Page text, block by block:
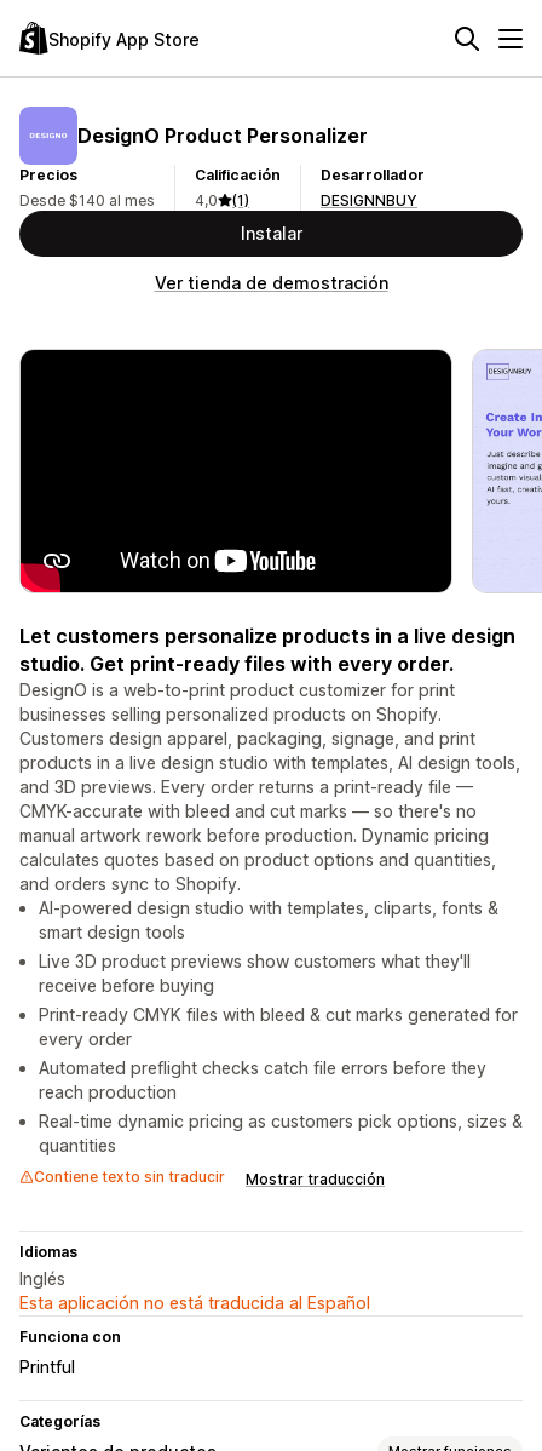
Shopify App Store
DesignO Product Personalizer
Precios
Desde $140 al mes
Calificación
4,0
(1)
Desarrollador
DESIGNNBUY
Instalar
Ver tienda de demostración
Let customers personalize products in a live design
studio. Get print-ready files with every order.
DesignO is a web-to-print product customizer for print
businesses selling personalized products on Shopify.
Customers design apparel, packaging, signage, and print
products in a live design studio with templates, AI design tools,
and 3D previews. Every order returns a print-ready file —
CMYK-accurate with bleed and cut marks — so there's no
manual artwork rework before production. Dynamic pricing
calculates quotes based on product options and quantities,
and orders sync to Shopify.
AI-powered design studio with templates, cliparts, fonts &
smart design tools
Live 3D product previews show customers what they'll
receive before buying
Print-ready CMYK files with bleed & cut marks generated for
every order
Automated preflight checks catch file errors before they
reach production
Real-time dynamic pricing as customers pick options, sizes &
quantities
Contiene texto sin traducir Mostrar traducción
Idiomas
Inglés
Esta aplicación no está traducida al Español
Funciona con
Printful
Categorías